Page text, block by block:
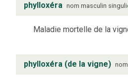
phylloxéra nom masculin
Maladie mortelle de la
phylloxéra (de la vigne) nom